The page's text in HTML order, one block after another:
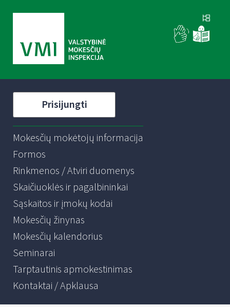
Prisijungti
Mokesčių mokėtojų informacija
Formos
Rinkmenos / Atviri duomenys
Skaičiuoklės ir pagalbininkai
Sąskaitos ir įmokų kodai
Mokesčių žinynas
Mokesčių kalendorius
Seminarai
Tarptautinis apmokestinimas
Kontaktai / Apklausa